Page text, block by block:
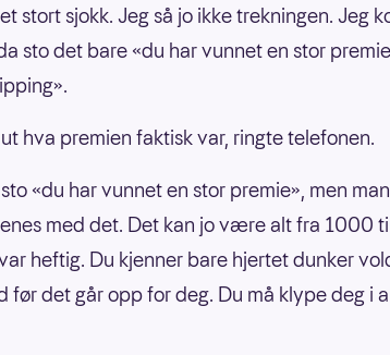
stort sjokk. Jeg så jo ikke trekningen. Jeg
sto det bare «du har vunnet en stor
hva premien faktisk var, ringte telefonen.
«du har vunnet en stor premie», men
med det. Det kan jo være alt fra 1000
heftig. Du kjenner bare hjertet dunker
før det går opp for deg. Du må klype deg i